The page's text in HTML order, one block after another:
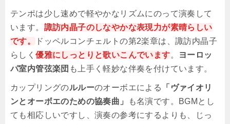
テンポは少し速めで軽やかなリズムにのって演奏して
います。 諏訪内晶子のしなやかな表現力が素晴らしい
です。
ドッペルコンチェルトの第2楽章は、諏訪内晶子
らしく優雅にしっとりと歌いこんでいます。
ヨーロッ
パ室内管弦楽団 も上手く軽妙な伴奏を付けています。
カップリングのルルーのオーボエによる
「ヴァイオリ
ンとオーボエのための協奏曲」
も名演です。BGMとし
ても相応しいですし、演奏の参考にするよりも、じっ